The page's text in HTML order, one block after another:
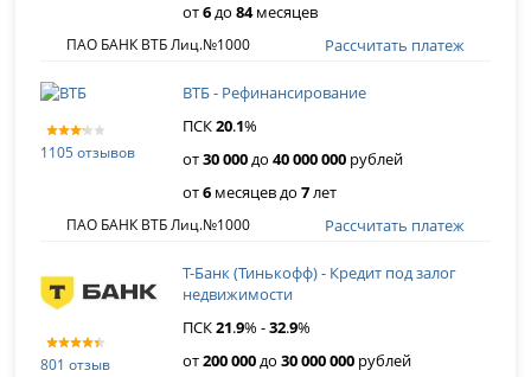
от6до84месяцев
ПАО БАНК ВТБ Лиц.№1000 Рассчитать платеж
1105 отзывов
ВТБ - Рефинансирование
ПСК20.1%
от30 000до40 000 000 рублей
от6 месяцев до7лет
ПАО БАНК ВТБ Лиц.№1000 Рассчитать платеж
801 отзыв
Т-Банк (Тинькофф) - Кредит под залог
недвижимости
ПСК21.9% -32.9%
от200 000до30 000 000 рублей